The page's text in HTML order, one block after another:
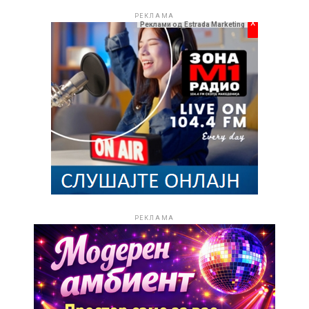
РЕКЛАМА
РЕКЛАМА
Реклами од Estrada Marketing x
РЕКЛАМА